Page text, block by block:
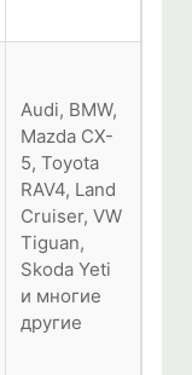
Audi, BMW,
Mazda CX-
5, Toyota
RAV4, Land
Cruiser, VW
Tiguan,
Skoda Yeti
и многие
другие